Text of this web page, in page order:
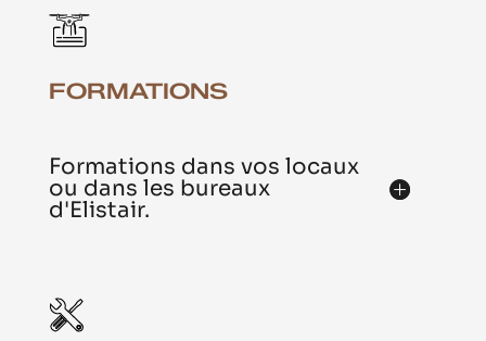
FORMATIONS
Formations dans vos locaux
ou dans les bureaux
d'Elistair.